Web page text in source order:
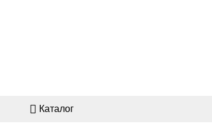
Каталог